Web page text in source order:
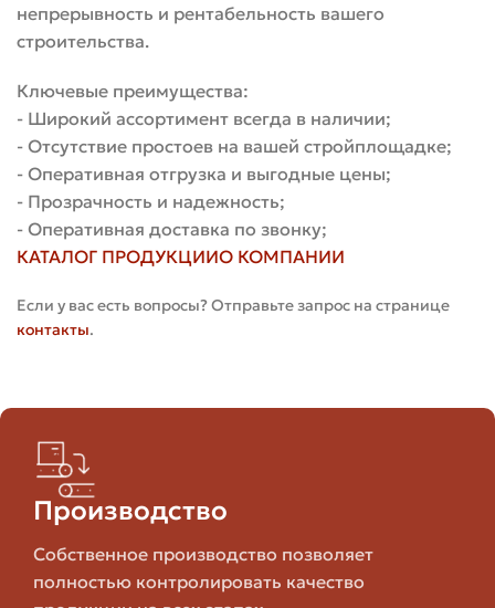
Бетонный
мощёный
(кирпич-
плитка)
Декоративный
фасадный
клинкер с
декоративной
обработкой
Эстетичный
Эта таблица даёт общее представление, но у каждого
Ключевые параметры при выборе
Когда вы решите купить кирпич уличный, обратите
долговечность и удобство монтажа. Они помогут
выбрать оптимальный вариант под ваши задачи.
непрерывность и рентабельность вашего
строительства.
Ключевые преимущества:
- Широкий ассортимент всегда в наличии;
- Отсутствие простоев на вашей стройплощадке;
- Оперативная отгрузка и выгодные цены;
- Прозрачность и надежность;
- Оперативная доставка по звонку;
КАТАЛОГ ПРОДУКЦИИО КОМПАНИИ
Если у вас есть вопросы? Отправьте запрос на странице
контакты.
Производство
Собственное производство позволяет
полностью контролировать качество